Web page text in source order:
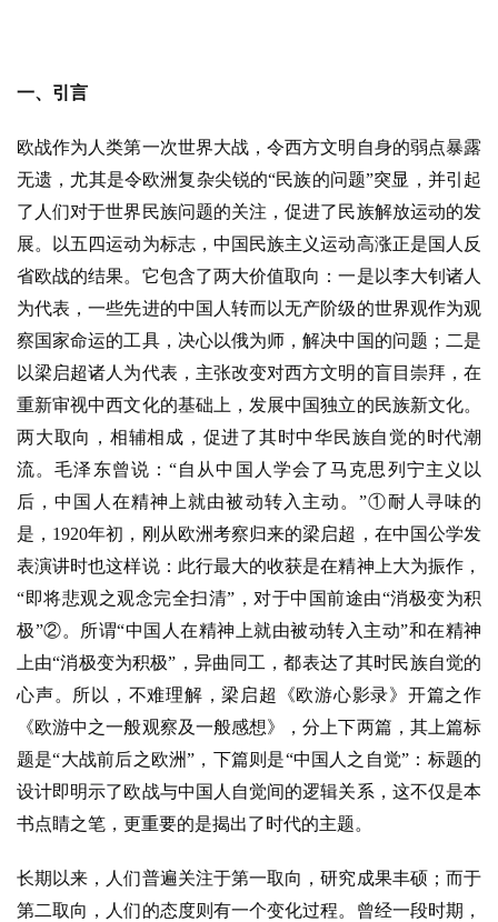
一、引言
欧战作为人类第一次世界大战，令西方文明自身的弱点暴露
无遗，尤其是令欧洲复杂尖锐的“民族的问题”突显，并引起
了人们对于世界民族问题的关注，促进了民族解放运动的发
展。以五四运动为标志，中国民族主义运动高涨正是国人反
省欧战的结果。它包含了两大价值取向：一是以李大钊诸人
为代表，一些先进的中国人转而以无产阶级的世界观作为观
察国家命运的工具，决心以俄为师，解决中国的问题；二是
以梁启超诸人为代表，主张改变对西方文明的盲目崇拜，在
重新审视中西文化的基础上，发展中国独立的民族新文化。
两大取向，相辅相成，促进了其时中华民族自觉的时代潮
流。毛泽东曾说：“自从中国人学会了马克思列宁主义以
后，中国人在精神上就由被动转入主动。”①耐人寻味的
是，1920年初，刚从欧洲考察归来的梁启超，在中国公学发
表演讲时也这样说：此行最大的收获是在精神上大为振作，
“即将悲观之观念完全扫清”，对于中国前途由“消极变为积
极”②。所谓“中国人在精神上就由被动转入主动”和在精神
上由“消极变为积极”，异曲同工，都表达了其时民族自觉的
心声。所以，不难理解，梁启超《欧游心影录》开篇之作
《欧游中之一般观察及一般感想》，分上下两篇，其上篇标
题是“大战前后之欧洲”，下篇则是“中国人之自觉”：标题的
设计即明示了欧战与中国人自觉间的逻辑关系，这不仅是本
书点睛之笔，更重要的是揭出了时代的主题。
长期以来，人们普遍关注于第一取向，研究成果丰硕；而于
第二取向，人们的态度则有一个变化过程。曾经一段时期，